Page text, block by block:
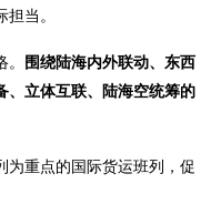
当。
围绕陆海内外联动、东西
、立体互联、陆海空统筹的
为重点的国际货运班列，促